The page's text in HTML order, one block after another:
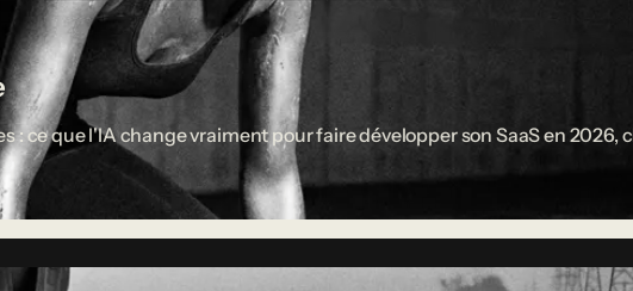
: ce que l'IA change vraiment pour faire développer son SaaS en 2026,